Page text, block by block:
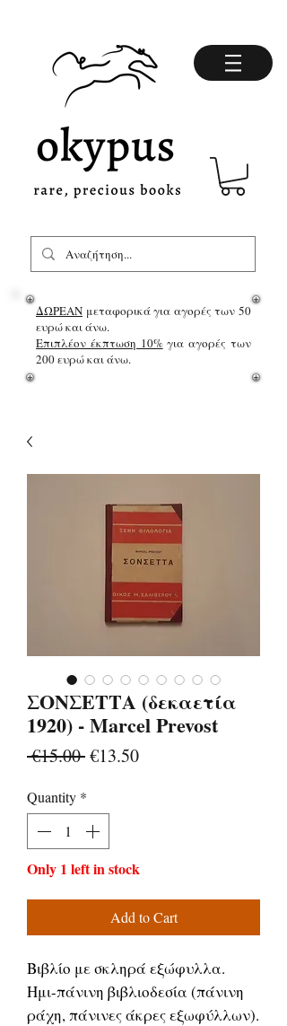
ΔΩΡΕΑΝ μεταφορικά για αγορές των 50
ευρώ και άνω.
Επιπλέον έκπτωση 10%για αγορές των
200 ευρώ και άνω.
ΣΟΝΣΕΤΤΑ (δεκαετία
1920) - Marcel Prevost
€15.00 Regular
€13.50Sale
Quantity *
Only 1 left in stock
Add to Cart
Βιβλίο με σκληρά εξώφυλλα.
Ημι-πάνινη βιβλιοδεσία (πάνινη
ράχη, πάνινες άκρες εξωφύλλων).